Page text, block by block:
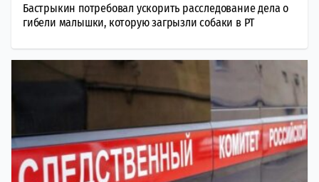
Бастрыкин потребовал ускорить расследование дела о
гибели малышки, которую загрызли собаки в РТ